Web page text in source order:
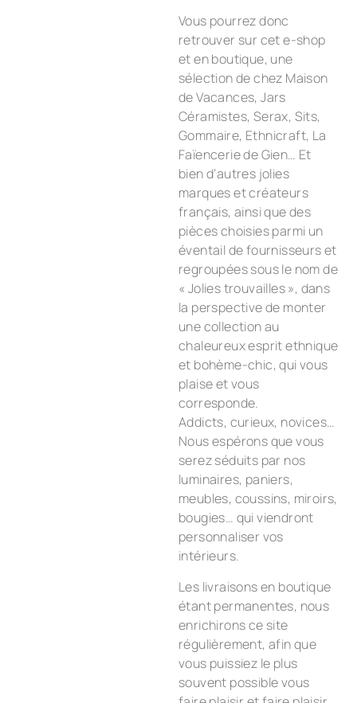
Vous pourrez donc
retrouver sur cet e-shop
et en boutique, une
sélection de chez Maison
de Vacances, Jars
Céramistes, Serax, Sits,
Gommaire, Ethnicraft, La
Faïencerie de Gien… Et
bien d’autres jolies
marques et créateurs
français, ainsi que des
pièces choisies parmi un
éventail de fournisseurs et
regroupées sous le nom de
« Jolies trouvailles », dans
la perspective de monter
une collection au
chaleureux esprit ethnique
et bohème-chic, qui vous
plaise et vous
corresponde.
Addicts, curieux, novices…
Nous espérons que vous
serez séduits par nos
luminaires, paniers,
meubles, coussins, miroirs,
bougies… qui viendront
personnaliser vos
intérieurs.
Les livraisons en boutique
étant permanentes, nous
enrichirons ce site
régulièrement, afin que
vous puissiez le plus
souvent possible vous